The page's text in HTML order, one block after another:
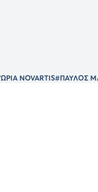
NOVARTIS#ΠΑΥΛΟΣ